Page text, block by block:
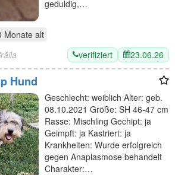
geduldig,…
Monate alt
verifiziert 23.06.26
Hund
Geschlecht: weiblich Alter: geb.
08.10.2021 Größe: SH 46-47 cm
Rasse: Mischling Gechipt: ja
Geimpft: ja Kastriert: ja
Krankheiten: Wurde erfolgreich
gegen Anaplasmose behandelt
Charakter:…